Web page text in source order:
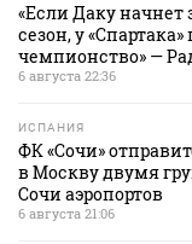
«Если Даку начнет
сезон, у
чемпионство» —
6 августа 22:36
ИСПАНИЯ
ФК «Сочи»
в Москву двумя
Сочи аэропортов
6 августа 21:06